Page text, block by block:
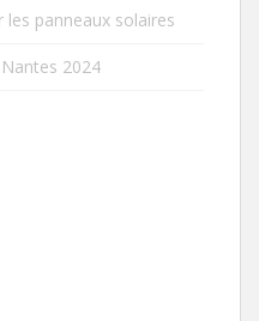
panneaux solaires
2024